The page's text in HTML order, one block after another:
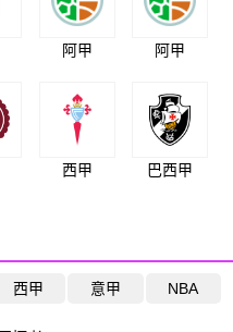
阿甲 阿甲
西甲 巴西甲
西甲 意甲 NBA